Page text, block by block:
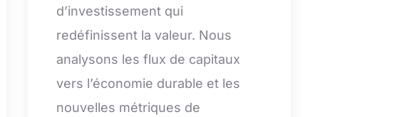
d’investissement qui
redéfinissent la valeur. Nous
analysons les flux de capitaux
vers l’économie durable et les
nouvelles métriques de